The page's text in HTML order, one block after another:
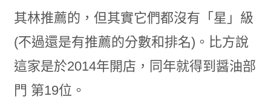
其林推薦的，但其實它們都沒有「星」級
(不過還是有推薦的分數和排名)。比方說
這家是於2014年開店，同年就得到醤油部
門 第19位。